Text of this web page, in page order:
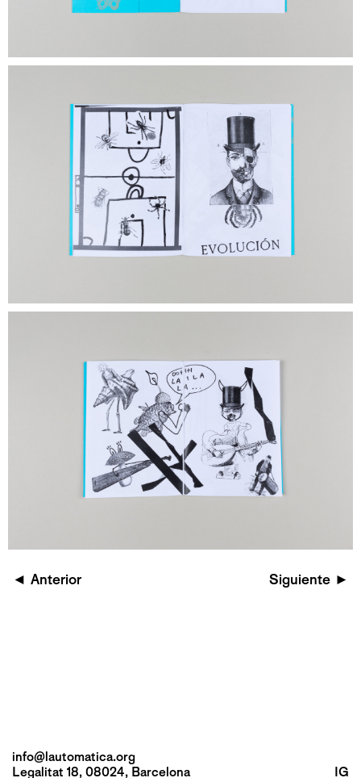
◄ Anterior Siguiente ►
info@lautomatica.org
Legalitat 18, 08024, Barcelona
IG